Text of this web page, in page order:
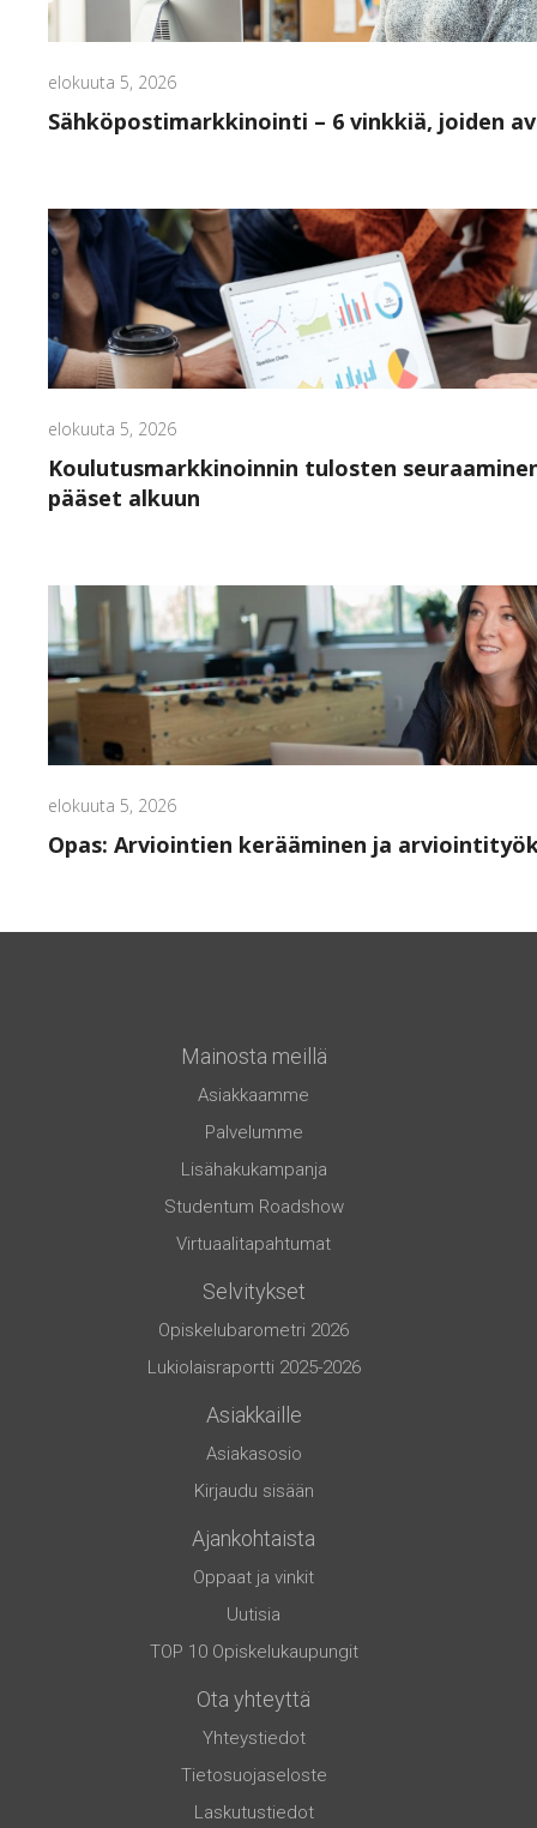
elokuuta 5, 2026
Sähköpostimarkkinointi – 6 vinkkiä, joiden
elokuuta 5, 2026
Koulutusmarkkinoinnin tulosten
pääset alkuun
elokuuta 5, 2026
Opas: Arviointien kerääminen ja
Mainosta meillä
Asiakkaamme
Palvelumme
Lisähakukampanja
Studentum Roadshow
Virtuaalitapahtumat
Selvitykset
Opiskelubarometri 2026
Lukiolaisraportti 2025-2026
Asiakkaille
Asiakasosio
Kirjaudu sisään
Ajankohtaista
Oppaat ja vinkit
Uutisia
TOP 10 Opiskelukaupungit
Ota yhteyttä
Yhteystiedot
Tietosuojaseloste
Laskutustiedot